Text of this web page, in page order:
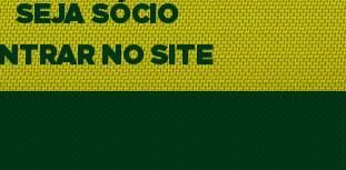
SEJA SÓCIO
NO SITE